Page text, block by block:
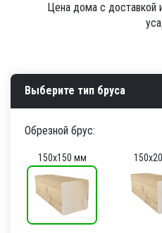
Цена дома с доставкой
Выберите тип бруса
Обрезной брус:
150х150 мм